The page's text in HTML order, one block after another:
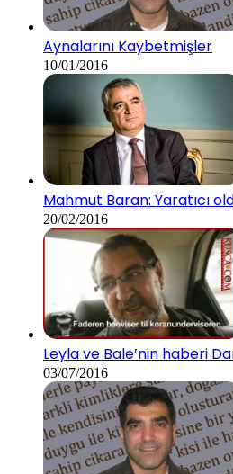
Aynalarını Kaybetmişler
10/01/2016
Mahmut Baran: Yaratıcı
20/02/2016
Leyla ve Bale’nin haberi
03/07/2016